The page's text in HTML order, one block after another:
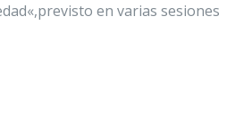
en varias sesiones